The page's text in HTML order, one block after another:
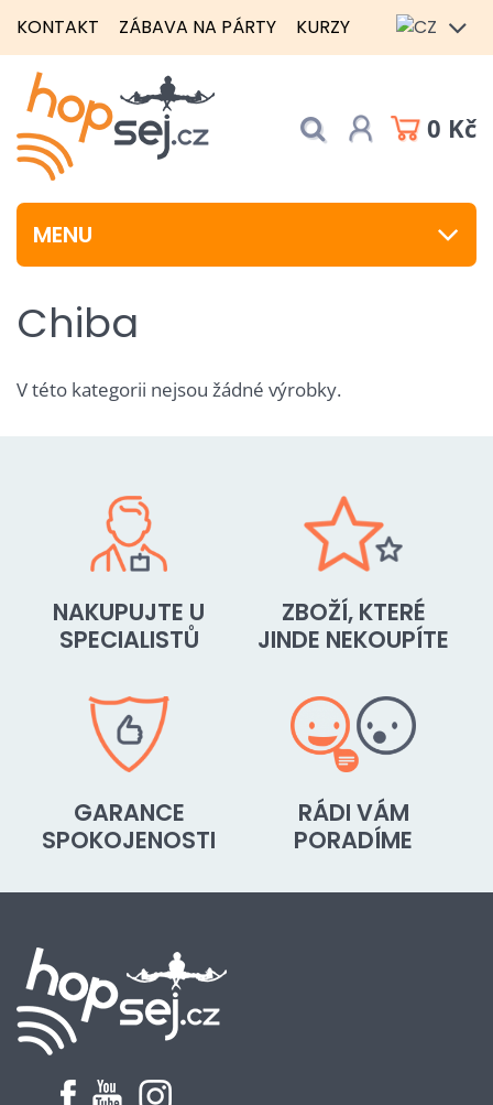
KONTAKT ZÁBAVA NA PÁRTY KURZY
0 Kč
MENU
Chiba
V této kategorii nejsou žádné výrobky.
NAKUPUJTE U
SPECIALISTŮ
ZBOŽÍ, KTERÉ
JINDE NEKOUPÍTE
GARANCE
SPOKOJENOSTI
RÁDI VÁM
PORADÍME